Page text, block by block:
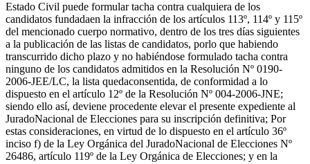
Estado Civil puede formular tacha contra cualquiera de los
candidatos fundadaen la infracción de los artículos 113º, 114º y 115º
del mencionado cuerpo normativo, dentro de los tres días siguientes
a la publicación de las listas de candidatos, porlo que habiendo
transcurrido dicho plazo y no habiéndose formulado tacha contra
ninguno de los candidatos admitidos en la Resolución Nº 0190-
2006-JEE/LC, la lista quedaconsentida, de conformidad a lo
dispuesto en el artículo 12º de la Resolución Nº 004-2006-JNE;
siendo ello así, deviene procedente elevar el presente expediente al
JuradoNacional de Elecciones para su inscripción definitiva; Por
estas consideraciones, en virtud de lo dispuesto en el artículo 36º
inciso f) de la Ley Orgánica del JuradoNacional de Elecciones Nº
26486, artículo 119º de la Ley Orgánica de Elecciones; y en la